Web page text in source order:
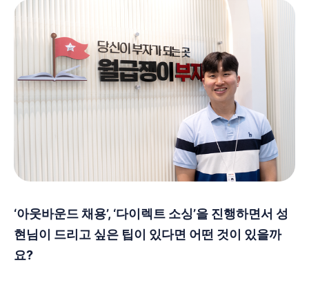
‘아웃바운드 채용’, ‘다이렉트 소싱’을 진행하면서 성
현님이 드리고 싶은 팁이 있다면 어떤 것이 있을까
요?